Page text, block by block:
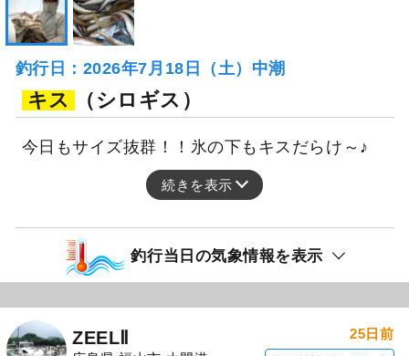
釣行日：2026年7月18日（土）中潮
キス （シロギス）
今日もサイズ抜群！！氷の下もキスだらけ～♪
続きを表示
釣行当日の気象情報を表示
ZEELⅡ 25日前